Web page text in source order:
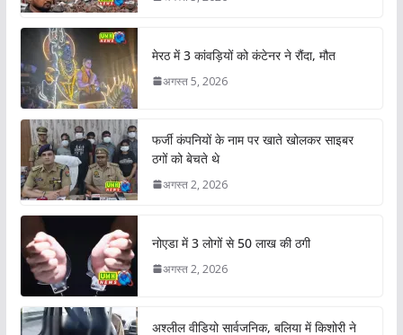
मेरठ में 3 कांवड़ियों को कंटेनर ने रौंदा, मौत
अगस्त 5, 2026
फर्जी कंपनियों के नाम पर खाते खोलकर साइबर
ठगों को बेचते थे
अगस्त 2, 2026
नोएडा में 3 लोगों से 50 लाख की ठगी
अगस्त 2, 2026
अश्लील वीडियो सार्वजनिक, बलिया में किशोरी ने